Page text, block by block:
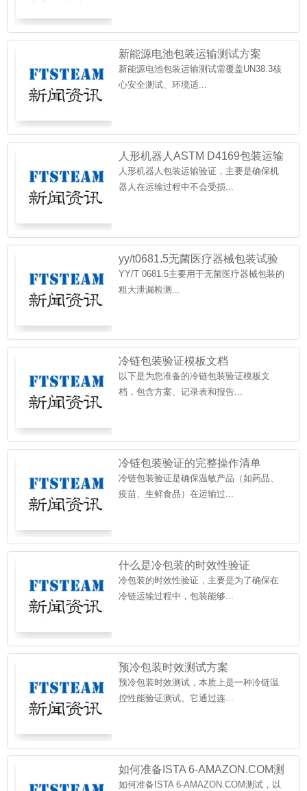
新能源电池包装运输测试方案
新能源电池包装运输测试需覆盖UN38.3核
心安全测试、环境适...
人形机器人ASTM D4169包装运输
验证方案
人形机器人包装运输验证，主要是确保机
器人在运输过程中不会受损...
yy/t0681.5无菌医疗器械包装试验
方法 第5部分：内
YY/T 0681.5主要用于无菌医疗器械包装的
粗大泄漏检测...
冷链包装验证模板文档
以下是为您准备的冷链包装验证模板文
档，包含方案、记录表和报告...
冷链包装验证的完整操作清单
冷链包装验证是确保温敏产品（如药品、
疫苗、生鲜食品）在运输过...
什么是冷包装的时效性验证
冷包装的时效性验证，主要是为了确保在
冷链运输过程中，包装能够...
预冷包装时效测试方案
预冷包装时效测试，本质上是一种冷链温
控性能验证测试。它通过连...
如何准备ISTA 6-AMAZON.COM测
试
如何准备ISTA 6-AMAZON.COM测试，以